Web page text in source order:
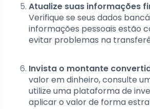
Atualize suas informações
Verifique se seus dados
informações pessoais estão
evitar problemas na
Invista o montante
valor em dinheiro, consulte
utilize uma plataforma de
aplicar o valor de forma